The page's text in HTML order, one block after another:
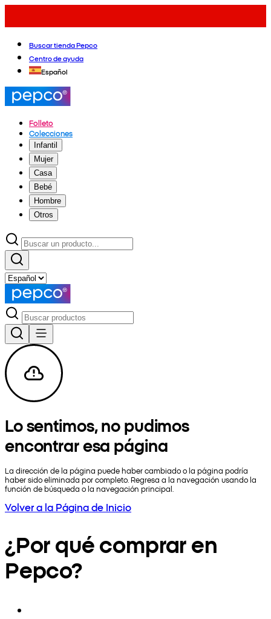
Buscar tienda Pepco
Centro de ayuda
Español
Folleto
Colecciones
Infantil
Mujer
Casa
Bebé
Hombre
Otros
Lo sentimos, no pudimos
encontrar esa página
La dirección de la página puede haber cambiado o la página podría
haber sido eliminada por completo. Regresa a la navegación usando la
función de búsqueda o la navegación principal.
Volver a la Página de Inicio
¿Por qué comprar en
Pepco?